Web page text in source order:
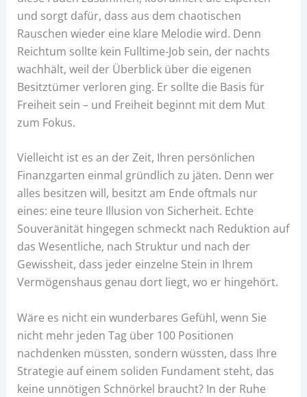
und sorgt dafür, dass aus dem chaotischen
Rauschen wieder eine klare Melodie wird. Denn
Reichtum sollte kein Fulltime-Job sein, der nachts
wachhält, weil der Überblick über die eigenen
Besitztümer verloren ging. Er sollte die Basis für
Freiheit sein – und Freiheit beginnt mit dem Mut
zum Fokus.
Vielleicht ist es an der Zeit, Ihren persönlichen
Finanzgarten einmal gründlich zu jäten. Denn wer
alles besitzen will, besitzt am Ende oftmals nur
eines: eine teure Illusion von Sicherheit. Echte
Souveränität hingegen schmeckt nach Reduktion auf
das Wesentliche, nach Struktur und nach der
Gewissheit, dass jeder einzelne Stein in Ihrem
Vermögenshaus genau dort liegt, wo er hingehört.
Wäre es nicht ein wunderbares Gefühl, wenn Sie
nicht mehr jeden Tag über 100 Positionen
nachdenken müssten, sondern wüssten, dass Ihre
Strategie auf einem soliden Fundament steht, das
keine unnötigen Schnörkel braucht? In der Ruhe